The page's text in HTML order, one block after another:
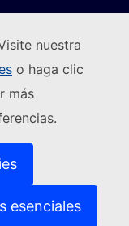
nuestra
o haga clic
más
esenciales
(Enlace externo)
externo)